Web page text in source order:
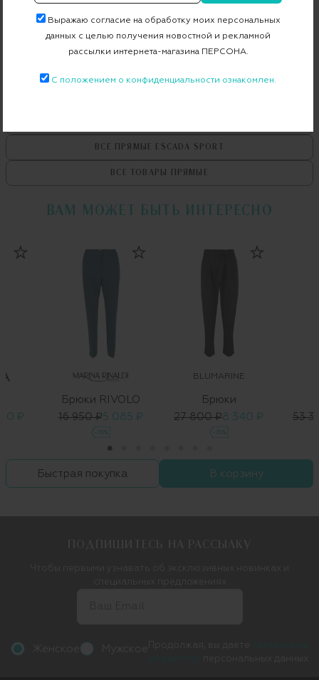
Бесплатная примерка в пункте выдачи
Примерка при доставке торговым представителем
ВСЕ ПРЯМЫЕ ESCADA SPORT
ВСЕ ТОВАРЫ ПРЯМЫЕ
ВАМ МОЖЕТ БЫТЬ ИНТЕРЕСНО
₽
Брюки RIVOLO
16 950 ₽ 5 085 ₽
-70%
BLUMARINE
Брюки
27 800 ₽8 340 ₽
-70%
53
Быстрая покупка В корзину
Выражаю согласие на обработку моих персональных
данных с целью получения новостной и рекламной
рассылки интернета-магазина ПЕРСОНА.
С положением о конфиденциальности ознакомлен.